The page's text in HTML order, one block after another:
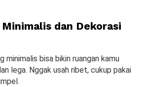
Minimalis dan Dekorasi
minimalis bisa bikin ruangan kamu
lega. Nggak usah ribet, cukup pakai